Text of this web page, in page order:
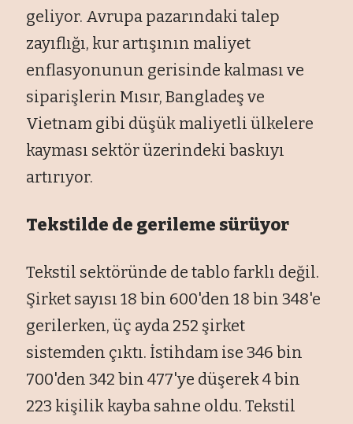
geliyor. Avrupa pazarındaki talep
zayıflığı, kur artışının maliyet
enflasyonunun gerisinde kalması ve
siparişlerin Mısır, Bangladeş ve
Vietnam gibi düşük maliyetli ülkelere
kayması sektör üzerindeki baskıyı
artırıyor.
Tekstilde de gerileme sürüyor
Tekstil sektöründe de tablo farklı değil.
Şirket sayısı 18 bin 600'den 18 bin 348'e
gerilerken, üç ayda 252 şirket
sistemden çıktı. İstihdam ise 346 bin
700'den 342 bin 477'ye düşerek 4 bin
223 kişilik kayba sahne oldu. Tekstil